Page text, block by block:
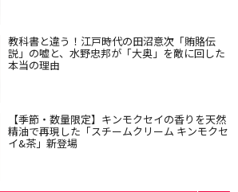
教科書と違う！江戸時代の田沼意次「賄賂伝
説」の嘘と、水野忠邦が「大奥」を敵に回した
本当の理由
【季節・数量限定】キンモクセイの香りを天然
精油で再現した「スチームクリーム キンモクセ
イ&茶」新登場